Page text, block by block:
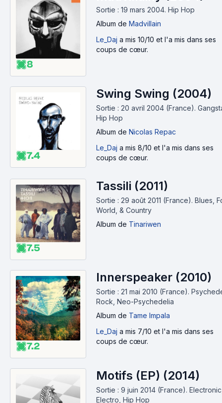
8
Sortie : 19 mars 2004. Hip Hop
Album de Madvillain
Le_Daj a mis 10/10 et l'a mis dans ses
coups de cœur.
7.4
Swing Swing (2004)
Sortie : 20 avril 2004 (France).
Hip Hop
Album de Nicolas Repac
Le_Daj a mis 8/10 et l'a mis dans ses
coups de cœur.
7.5
Tassili (2011)
Sortie : 29 août 2011 (France). Blues,
World, & Country
Album de Tinariwen
7.2
Innerspeaker (2010)
Sortie : 21 mai 2010 (France).
Rock, Neo-Psychedelia
Album de Tame Impala
Le_Daj a mis 7/10 et l'a mis dans ses
coups de cœur.
Motifs (EP) (2014)
Sortie : 9 juin 2014 (France).
Electro, Hip Hop